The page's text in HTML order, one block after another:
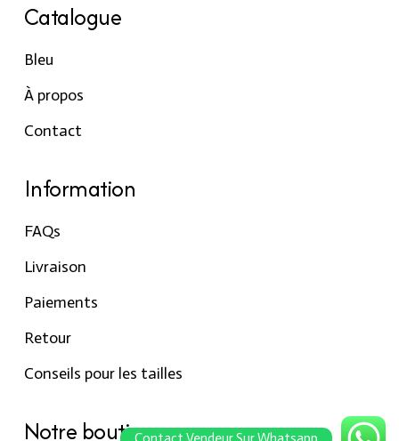
Catalogue
Bleu
À propos
Contact
Information
FAQs
Livraison
Paiements
Retour
Conseils pour les tailles
Notre boutique